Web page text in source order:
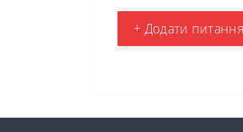
+ Додати питання